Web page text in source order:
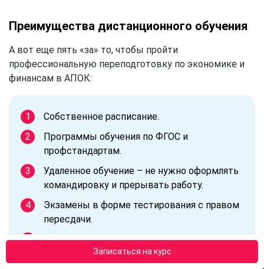
Записаться на курс
Преимущества дистанционного обучения
А вот еще пять «за» то, чтобы пройти
профессиональную переподготовку по экономике и
финансам в АПОК:
Собственное расписание.
Программы обучения по ФГОС и
профстандартам.
Удаленное обучение – не нужно оформлять
командировку и прерывать работу.
Экзамены в форме тестирования с правом
пересдачи.
Отправка дипломов установленного
образца по почте в Симферополе.